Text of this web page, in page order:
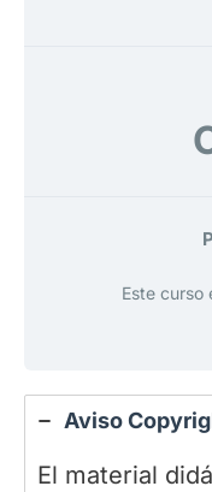
Este curso
Aviso
El material